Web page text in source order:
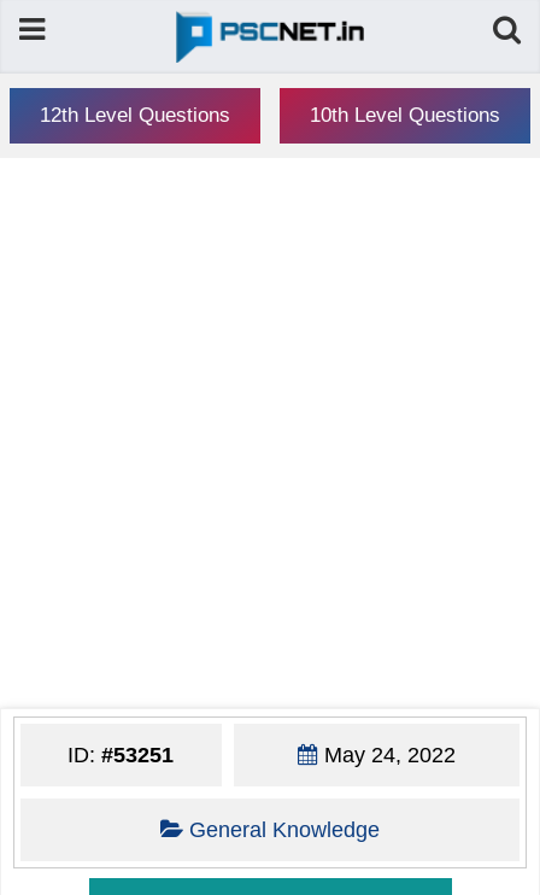
12th Level Questions 10th Level Questions
ID:#53251 May 24, 2022
General Knowledge